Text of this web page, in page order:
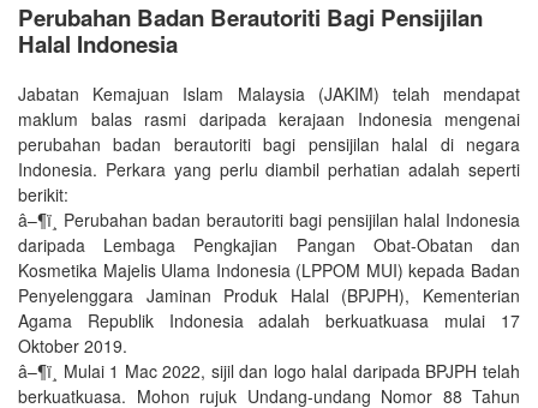
Perubahan Badan Berautoriti Bagi Pensijilan
Halal Indonesia
Jabatan Kemajuan Islam Malaysia (JAKIM) telah mendapat
maklum balas rasmi daripada kerajaan Indonesia mengenai
perubahan badan berautoriti bagi pensijilan halal di negara
Indonesia. Perkara yang perlu diambil perhatian adalah seperti
berikit:
â–¶ï¸ Perubahan badan berautoriti bagi pensijilan halal Indonesia
daripada Lembaga Pengkajian Pangan Obat-Obatan dan
Kosmetika Majelis Ulama Indonesia (LPPOM MUI) kepada Badan
Penyelenggara Jaminan Produk Halal (BPJPH), Kementerian
Agama Republik Indonesia adalah berkuatkuasa mulai 17
Oktober 2019.
â–¶ï¸ Mulai 1 Mac 2022, sijil dan logo halal daripada BPJPH telah
berkuatkuasa. Mohon rujuk Undang-undang Nomor 88 Tahun